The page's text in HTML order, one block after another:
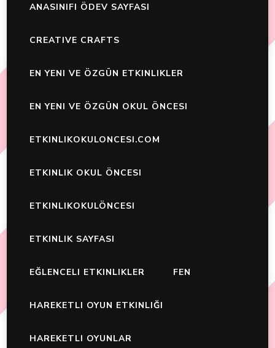
ANASINIFI ÖDEV SAYFASI
CREATIVE CRAFTS
EN YENI VE ÖZGÜN ETKINLIKLER
EN YENI VE ÖZGÜN OKUL ÖNCESI
ETKINLIKOKULONCESI.COM
ETKINLIK OKUL ÖNCESI
ETKINLIKOKULÖNCESI
ETKINLIK SAYFASI
EĞLENCELI ETKINLIKLER FEN
HAREKETLI OYUN ETKINLIĞI
HAREKETLI OYUNLAR